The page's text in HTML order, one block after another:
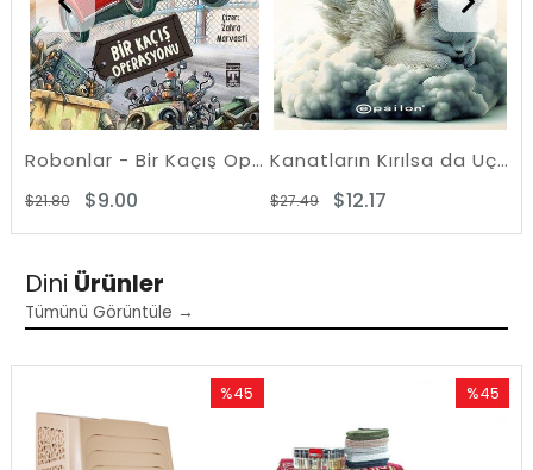
Robonlar - Bir Kaçış Operasyonu
$9.00
$21.80
Kanatların Kırılsa da Uçmaya Devam Et
$12.17
$27.49
Dini Ürünler
Tümünü Görüntüle →
%45
%45İndirim
%45